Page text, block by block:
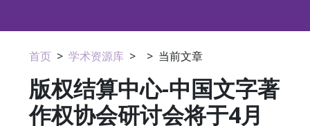
首页 > 学术资源库 > > 当前文章
版权结算中心-中国文字著
作权协会研讨会将于4月